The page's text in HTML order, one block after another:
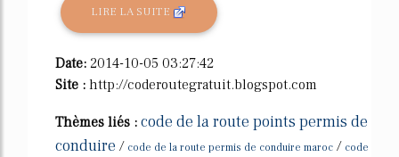
LIRE LA SUITE
Date: 2014-10-05 03:27:42
Site : http://coderoutegratuit.blogspot.com
Thèmes liés : code de la route points permis de
conduire / code de la route permis de conduire maroc / code